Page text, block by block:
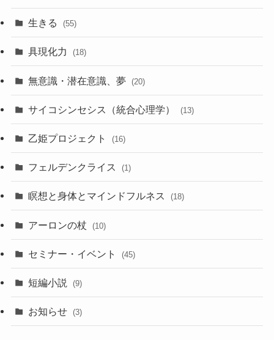
生きる (55)
具現化力 (18)
無意識・潜在意識、夢 (20)
サイコシンセシス（統合心理学） (13)
乙姫プロジェクト (16)
フェルデンクライス (1)
瞑想と身体とマインドフルネス (18)
アーロンの杖 (10)
セミナー・イベント (45)
短編小説 (9)
お知らせ (3)